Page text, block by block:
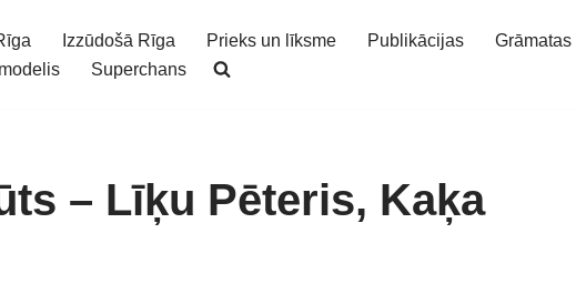
Izzūdošā Rīga Prieks un līksme Publikācijas Grāmatas
Superchans
– Līķu Pēteris, Kaķa